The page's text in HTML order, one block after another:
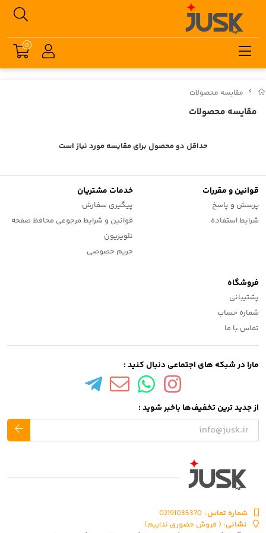
مقایسه محصولات
مقایسه محصولات
حداقل دو محصول برای مقایسه مورد نیاز است
قوانین و مقررات
پرسش و پاسخ
شرایط استفاده
خدمات مشتریان
پیگیری سفارش
قوانین و شرایط مرجوعی محافظ صفحه
تلویزیون
حریم خصوصی
فروشگاه
پشتیبانی
شماره حساب
تماس با ما
مارا در شبکه های اجتماعی دنبال کنید :
از جدید ترین تخفیف‌ها باخبر شوید :
شماره تماس‌: 02191035370
نشانی: ( فروش حضوری نداریم)
0